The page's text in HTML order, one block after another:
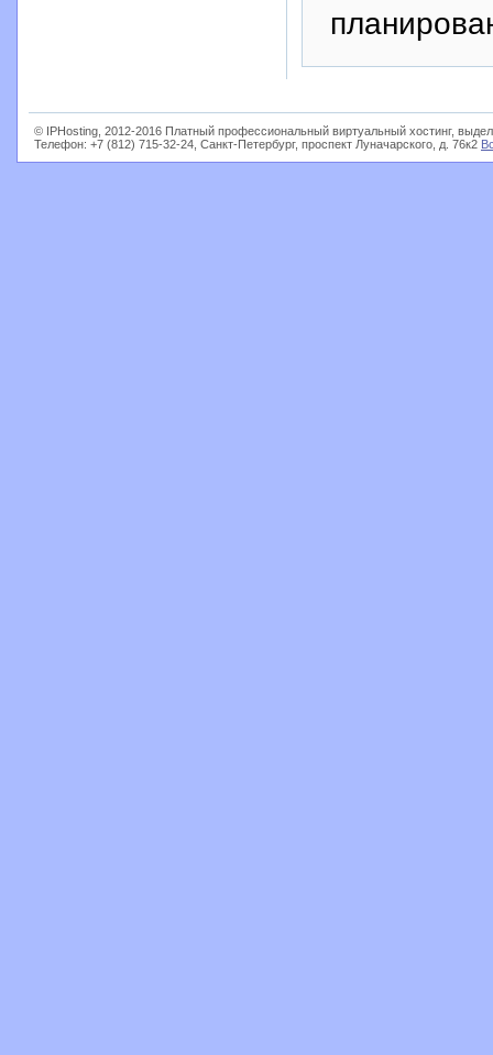
© IPHosting, 2012-2016 Платный профессиональный виртуальный хостинг,
Телефон: +7 (812) 715-32-24, Санкт-Петербург, проспект Луначарского, д. 76к2